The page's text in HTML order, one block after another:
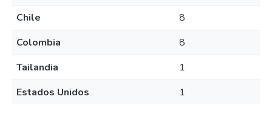
Chile
8
Colombia
8
Tailandia
1
Estados Unidos
1